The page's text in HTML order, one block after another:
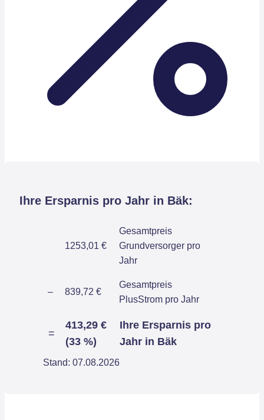
Ihre Ersparnis pro Jahr in Bäk:
1253,01 €
Gesamtpreis
Grundversorger pro
Jahr
– 839,72 €
Gesamtpreis
PlusStrom pro Jahr
=
413,29 €
(33 %)
Ihre Ersparnis pro
Jahr in Bäk
Stand: 07.08.2026